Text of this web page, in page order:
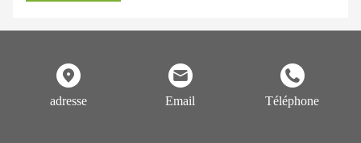
adresse Email Téléphone